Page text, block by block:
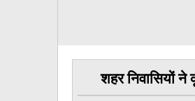
शहर निवासियों